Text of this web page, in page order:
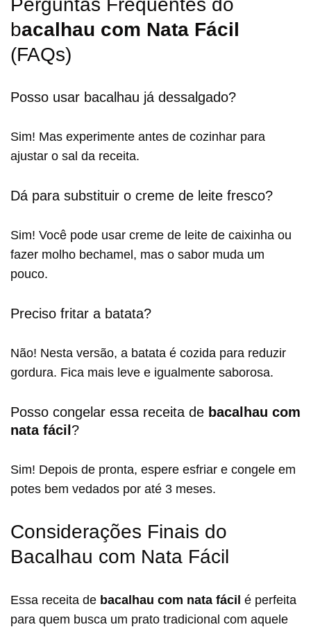
bacalhau com Nata Fácil
(FAQs)
Posso usar bacalhau já dessalgado?
Sim! Mas experimente antes de cozinhar para
ajustar o sal da receita.
Dá para substituir o creme de leite fresco?
Sim! Você pode usar creme de leite de caixinha ou
fazer molho bechamel, mas o sabor muda um
pouco.
Preciso fritar a batata?
Não! Nesta versão, a batata é cozida para reduzir
gordura. Fica mais leve e igualmente saborosa.
Posso congelar essa receita de bacalhau com
nata fácil?
Sim! Depois de pronta, espere esfriar e congele em
potes bem vedados por até 3 meses.
Considerações Finais do
Bacalhau com Nata Fácil
Essa receita de bacalhau com nata fácil é perfeita
para quem busca um prato tradicional com aquele